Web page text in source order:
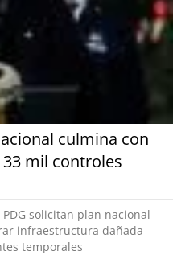
culmina con
mil controles
solicitan plan nacional
infraestructura dañada
temporales